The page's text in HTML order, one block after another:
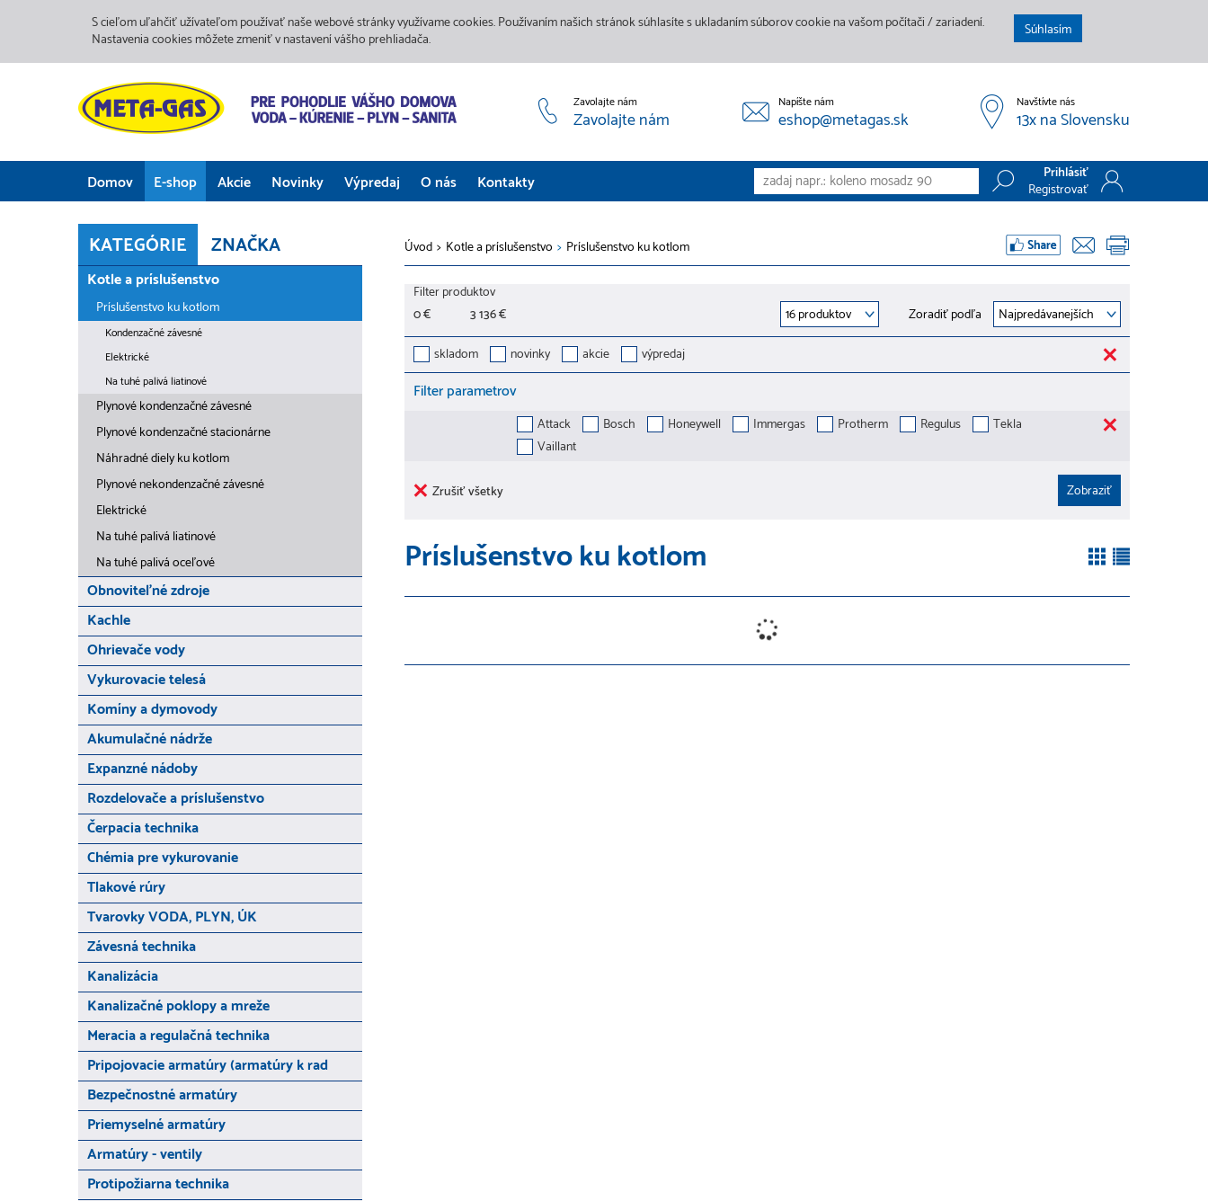
S cieľom uľahčiť užívateľom používať naše webové stránky využívame cookies. Používaním našich stránok súhlasíte s ukladaním súborov cookie na vašom počítači / zariadení.
Nastavenia cookies môžete zmeniť v nastavení vášho prehliadača.
Súhlasím
Zavolajte nám
Zavolajte nám
Napíšte nám
eshop@metagas.sk
Navštívte nás
13x na Slovensku
Domov E-shop Akcie Novinky Výpredaj O nás
Služby
Predajne
Galéria
Kontakty
Prihlásiť
Registrovať
Registrovať
KATEGÓRIE ZNAČKA
Kotle a príslušenstvo
Príslušenstvo ku kotlom
Kondenzačné závesné
Elektrické
Na tuhé palivá liatinové
Plynové kondenzačné závesné
Plynové kondenzačné stacionárne
Náhradné diely ku kotlom
Plynové nekondenzačné závesné
Elektrické
Na tuhé palivá liatinové
Na tuhé palivá oceľové
Obnoviteľné zdroje
Kachle
Ohrievače vody
Vykurovacie telesá
Komíny a dymovody
Akumulačné nádrže
Expanzné nádoby
Rozdelovače a príslušenstvo
Čerpacia technika
Chémia pre vykurovanie
Tlakové rúry
Tvarovky VODA, PLYN, ÚK
Závesná technika
Kanalizácia
Kanalizačné poklopy a mreže
Meracia a regulačná technika
Pripojovacie armatúry (armatúry k rad
Bezpečnostné armatúry
Priemyselné armatúry
Armatúry - ventily
Protipožiarna technika
Úvod > Kotle a príslušenstvo > Príslušenstvo ku kotlom
Filter produktov
0 €
3 136 €
Zoradiť podľa
skladom
novinky akcie výpredaj
Filter parametrov
Attack Bosch Honeywell Immergas Protherm Regulus
Tekla
Vaillant
Zrušiť všetky
Príslušenstvo ku kotlom